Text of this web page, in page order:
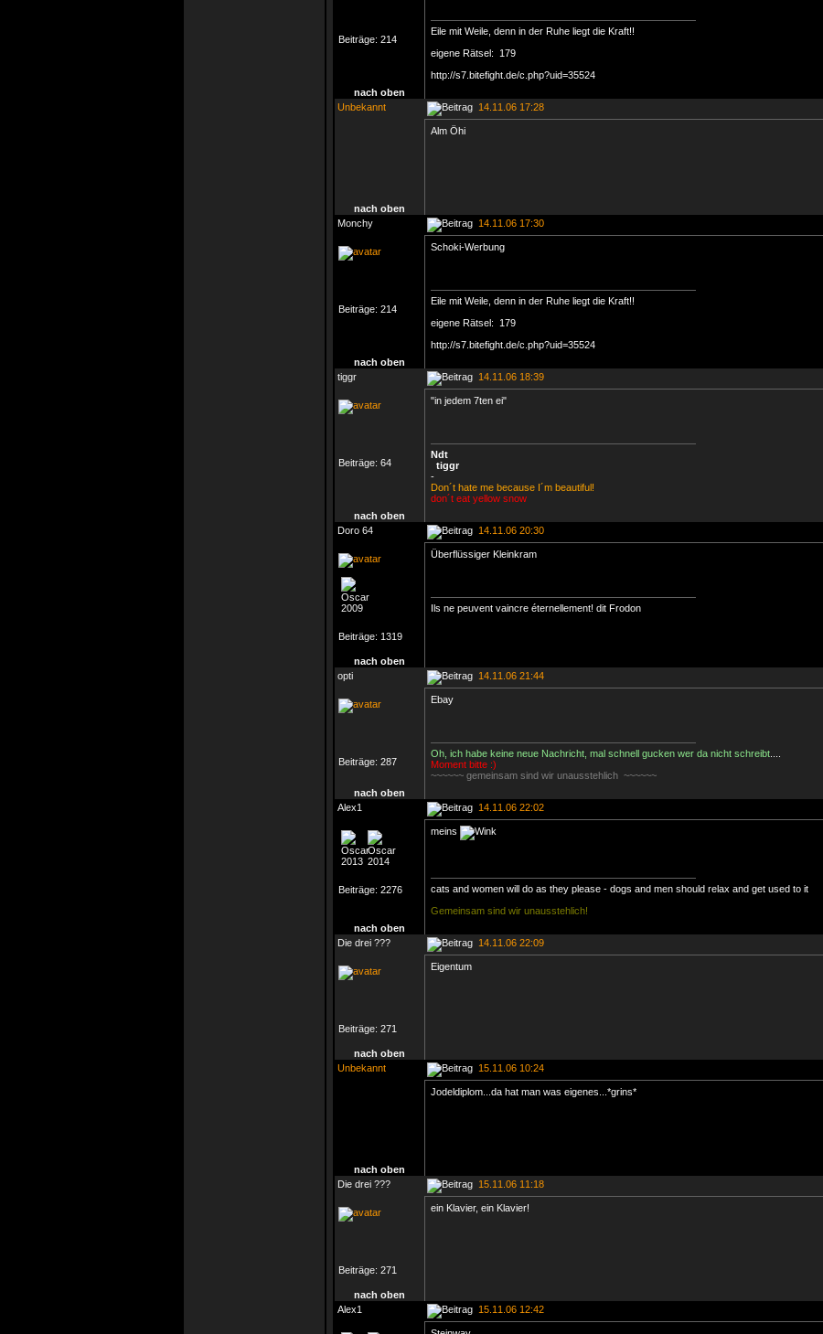
Beiträge: 214
Eile mit Weile, denn in der Ruhe liegt die Kraft!!
eigene Rätsel: 179
http://s7.bitefight.de/c.php?uid=35524
nach oben
Unbekannt
14.11.06 17:28
Alm Öhi
nach oben
Monchy
14.11.06 17:30
Beiträge: 214
Schoki-Werbung
Eile mit Weile, denn in der Ruhe liegt die Kraft!!
eigene Rätsel: 179
http://s7.bitefight.de/c.php?uid=35524
nach oben
tiggr
14.11.06 18:39
Beiträge: 64
"in jedem 7ten ei"
Ndt
tiggr
-
Don´t hate me because I´m beautiful!
don´t eat yellow snow
nach oben
Doro 64
14.11.06 20:30
Beiträge: 1319
Überflüssiger Kleinkram
Ils ne peuvent vaincre éternellement! dit Frodon
nach oben
opti
14.11.06 21:44
Beiträge: 287
Ebay
Oh, ich habe keine neue Nachricht, mal schnell gucken wer da nicht schreibt
Moment bitte :)
~~~~~~ gemeinsam sind wir unausstehlich ~~~~~~
nach oben
Alex1
14.11.06 22:02
Beiträge: 2276
meins
cats and women will do as they please - dogs and men should relax and get used to it
Gemeinsam sind wir unausstehlich!
nach oben
Die drei ???
14.11.06 22:09
Beiträge: 271
Eigentum
nach oben
Unbekannt
15.11.06 10:24
Jodeldiplom...da hat man was eigenes...*grins*
nach oben
Die drei ???
15.11.06 11:18
Beiträge: 271
ein Klavier, ein Klavier!
nach oben
Alex1
15.11.06 12:42